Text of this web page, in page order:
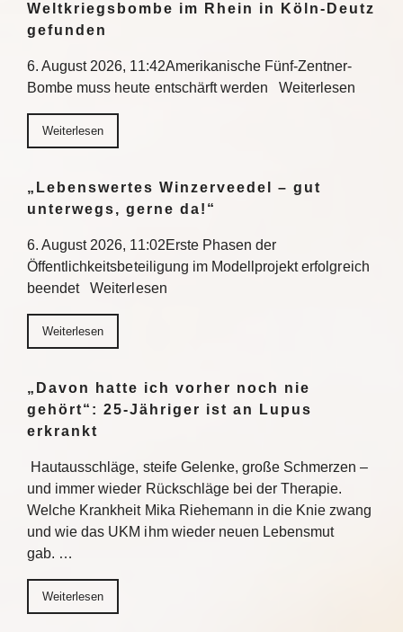
Weltkriegsbombe im Rhein in Köln-Deutz
gefunden
6. August 2026, 11:42Amerikanische Fünf-Zentner-
Bombe muss heute entschärft werden Weiterlesen
Weiterlesen
„Lebenswertes Winzerveedel – gut
unterwegs, gerne da!“
6. August 2026, 11:02Erste Phasen der
Öffentlichkeitsbeteiligung im Modellprojekt erfolgreich
beendet Weiterlesen
Weiterlesen
„Davon hatte ich vorher noch nie
gehört“: 25-Jähriger ist an Lupus
erkrankt
Hautausschläge, steife Gelenke, große Schmerzen –
und immer wieder Rückschläge bei der Therapie.
Welche Krankheit Mika Riehemann in die Knie zwang
und wie das UKM ihm wieder neuen Lebensmut
gab. …
Weiterlesen